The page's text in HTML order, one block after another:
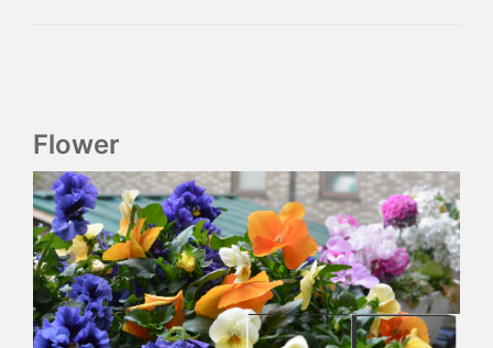
Flower